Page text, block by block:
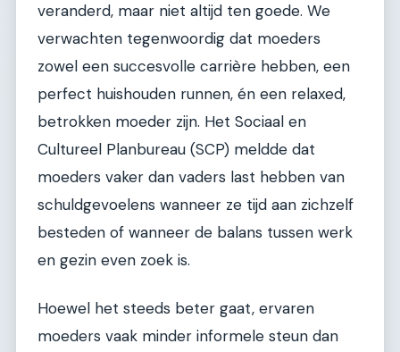
veranderd, maar niet altijd ten goede. We
verwachten tegenwoordig dat moeders
zowel een succesvolle carrière hebben, een
perfect huishouden runnen, én een relaxed,
betrokken moeder zijn. Het Sociaal en
Cultureel Planbureau (SCP) meldde dat
moeders vaker dan vaders last hebben van
schuldgevoelens wanneer ze tijd aan zichzelf
besteden of wanneer de balans tussen werk
en gezin even zoek is.
Hoewel het steeds beter gaat, ervaren
moeders vaak minder informele steun dan